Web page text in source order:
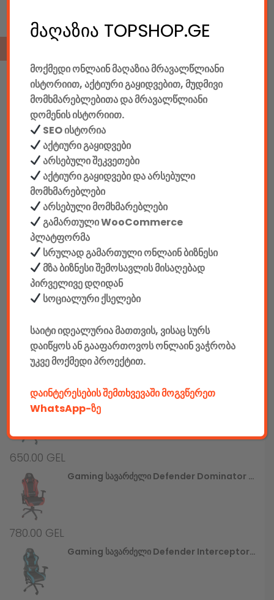
Gaming Კომპლექტი Redragon M601WL-BA (უსადენო Მაუსი+მაუსპადი)
88.00GEL
Gaming Კომპლექტი Redragon S107 (კლავიატურა+მაუსი+მაუსპადი)
185.00GEL
Gaming Სავარძელი Defender Corsair CL-361, Red/black,PU,50mm
550.00GEL
Gaming Სავარძელი Defender Devastator CT-365, Red/black,PU,50mm
Gaming Სავარძელი Defender Dominator CM-362, Blue/black,PU,50mm
650.00 GEL
Gaming Სავარძელი Defender Dominator CM-362, Red/black,PU,50mm
780.00 GEL
Gaming Სავარძელი Defender Interceptor CM-363, Blue/black,PU,60mm
მაღაზია TOPSHOP.GE
მოქმედი ონლაინ მაღაზია მრავალწლიანი
ისტორიით, აქტიური გაყიდვებით, მუდმივი
მომხმარებლებითა და მრავალწლიანი
დომენის ისტორიით.
SEO ისტორია
აქტიური გაყიდვები
არსებული შეკვეთები
აქტიური გაყიდვები და არსებული
მომხმარებლები
არსებული მომხმარებლები
გამართული WooCommerce
პლატფორმა
სრულად გამართული ონლაინ ბიზნესი
მზა ბიზნესი შემოსავლის მისაღებად
პირველივე დღიდან
სოციალური ქსელები
საიტი იდეალურია მათთვის, ვისაც სურს
დაიწყოს ან გააფართოვოს ონლაინ ვაჭრობა
უკვე მოქმედი პროექტით.
დაინტერესების შემთხვევაში მოგვწერეთ
WhatsApp-ზე